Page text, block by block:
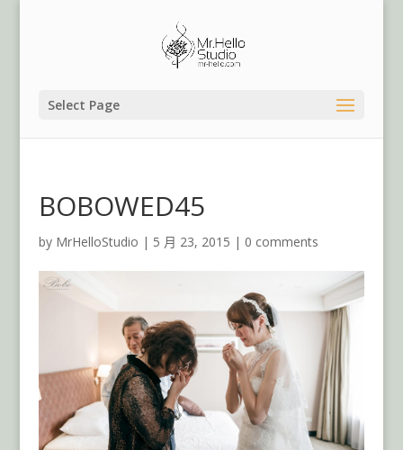
Select Page
BOBOWED45
by MrHelloStudio | 5 月 23, 2015 | 0 comments